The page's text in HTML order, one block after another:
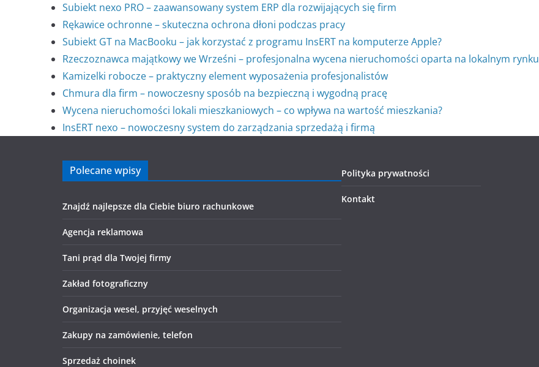
Subiekt nexo PRO – zaawansowany system ERP dla rozwijających się firm
Rękawice ochronne – skuteczna ochrona dłoni podczas pracy
Subiekt GT na MacBooku – jak korzystać z programu InsERT na komputerze Apple?
Rzeczoznawca majątkowy we Wrześni – profesjonalna wycena nieruchomości oparta na lokalnym rynku
Kamizelki robocze – praktyczny element wyposażenia profesjonalistów
Chmura dla firm – nowoczesny sposób na bezpieczną i wygodną pracę
Wycena nieruchomości lokali mieszkaniowych – co wpływa na wartość mieszkania?
InsERT nexo – nowoczesny system do zarządzania sprzedażą i firmą
Polecane wpisy
Znajdź najlepsze dla Ciebie biuro rachunkowe
Agencja reklamowa
Tani prąd dla Twojej firmy
Zakład fotograficzny
Organizacja wesel, przyjęć weselnych
Zakupy na zamówienie, telefon
Sprzedaż choinek
Polityka prywatności
Kontakt